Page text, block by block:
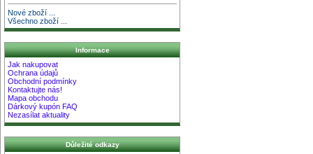
Nové zboží ...
Všechno zboží ...
Informace
Jak nakupovat
Ochrana údajů
Obchodní podmínky
Kontaktujte nás!
Mapa obchodu
Dárkový kupón FAQ
Nezasílat aktuality
Důležité odkazy